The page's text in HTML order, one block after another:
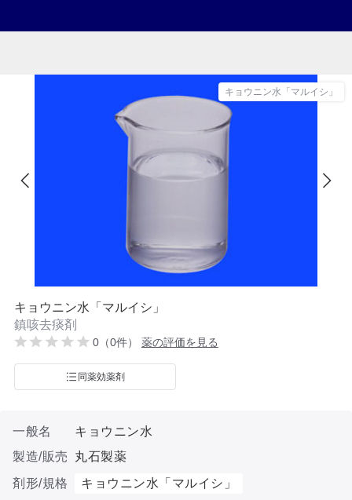
キョウニン水「マルイシ」
キョウニン水「マルイシ」
鎮咳去痰剤
0（0件） 薬の評価を見る
同薬効薬剤
一般名
キョウニン水
製造/販売
丸石製薬
剤形/規格
キョウニン水「マルイシ」